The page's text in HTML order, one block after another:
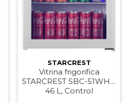
STARCREST
Vitrina frigorifica
STARCREST SBC-51WHE,
46 L, Control